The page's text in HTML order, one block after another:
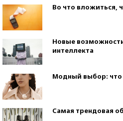
Во что вложиться,
Новые
интеллекта
Модный выбор: что
Самая трендовая